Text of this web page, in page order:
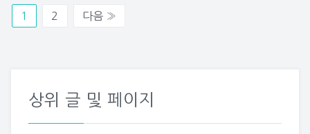
1 2 다음 »
상위 글 및 페이지